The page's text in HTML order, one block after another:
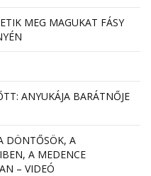
MEG MAGUKAT FÁSY
ANYUKÁJA BARÁTNŐJE
DÖNTŐSÖK, A
A MEDENCE
– VIDEÓ